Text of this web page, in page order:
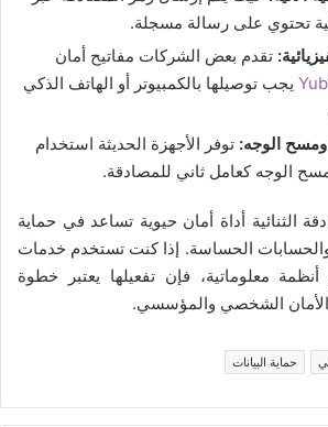
تحتوي على رسالة مسجلة.
تقدم بعض الشركات مفاتيح أمان
يجب توصيلها بالكمبيوتر أو الهاتف الذكي
الوجه: توفر الأجهزة الحديثة استخدام
الوجه كعامل ثاني للمصادقة.
الثنائية أداة أمان حيوية تساعد في حماية
الحساسة. إذا كنت تستخدم خدمات
أنظمة معلوماتية، فإن تفعيلها يعتبر خطوة
الشخصي والمؤسسي.
حماية البيانات